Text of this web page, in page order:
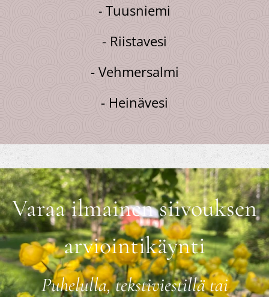
- Tuusniemi
- Riistavesi
- Vehmersalmi
- Heinävesi
Varaa ilmainen siivouksen
arviointikäynti
Puhelulla, tekstiviestillä tai